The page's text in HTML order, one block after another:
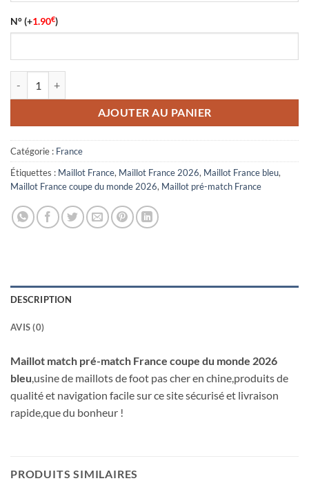
N°(+1.90€)
AJOUTER AU PANIER
Catégorie : France
Étiquettes : Maillot France, Maillot France 2026, Maillot France bleu,
Maillot France coupe du monde 2026, Maillot pré-match France
DESCRIPTION
AVIS (0)
Maillot match pré-match France coupe du monde 2026
bleu,usine de maillots de foot pas cher en chine,produits de
qualité et navigation facile sur ce site sécurisé et livraison
rapide,que du bonheur !
PRODUITS SIMILAIRES